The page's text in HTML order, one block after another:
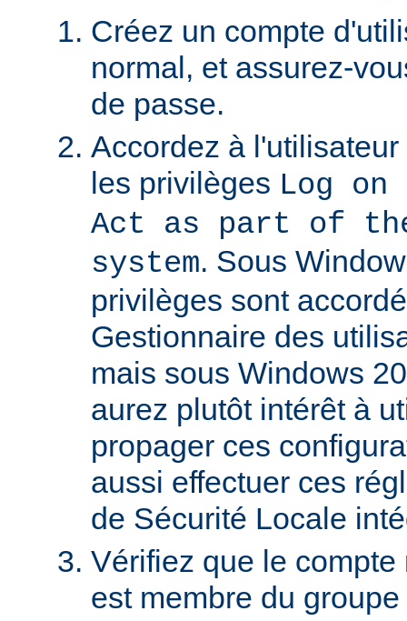
Créez un compte
normal, et assurez-
de passe.
Accordez à
les privilèges Log
Act as part of
system. Sous
privilèges sont
Gestionnaire des
mais sous Windows
aurez plutôt intérêt à
propager ces
aussi effectuer ces
de Sécurité Locale
Vérifiez que le
est membre du